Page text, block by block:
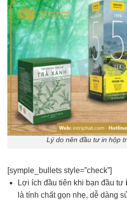
Lý do nên đầu tư in hộp
[symple_bullets style=”check”]
Lợi ích đầu tiên khi bạn đầu tư
là tính chất gọn nhẹ, dễ dàng